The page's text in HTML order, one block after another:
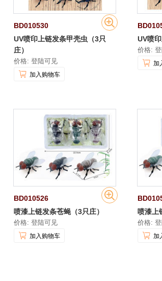
BD010530
UV喷印上链发条甲壳虫（3只
庄）
价格: 登陆可见
加入购物车
UV喷
价格:
加
BD010526
喷漆上链发条苍蝇（3只庄）
价格: 登陆可见
加入购物车
喷漆上
价格:
加